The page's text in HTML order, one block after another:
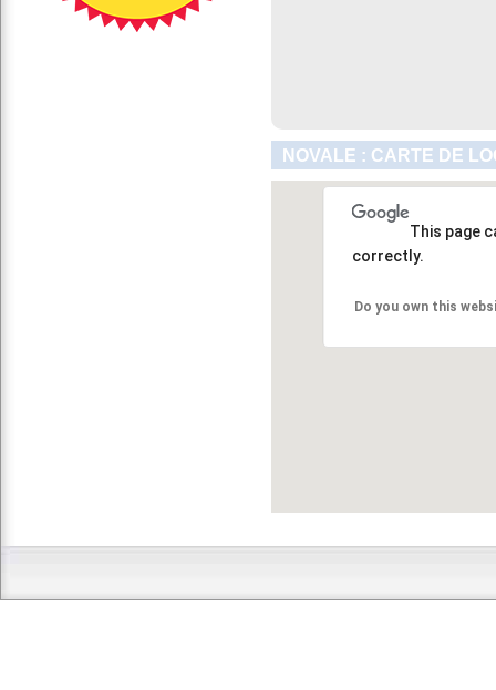
NOVALE : CARTE DE
This page
correctly.
Do you own this